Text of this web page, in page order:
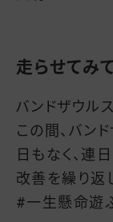
走らせてみ
バンドザウル
この間、バン
日もなく、連
改善を繰り返
#一生懸命遊